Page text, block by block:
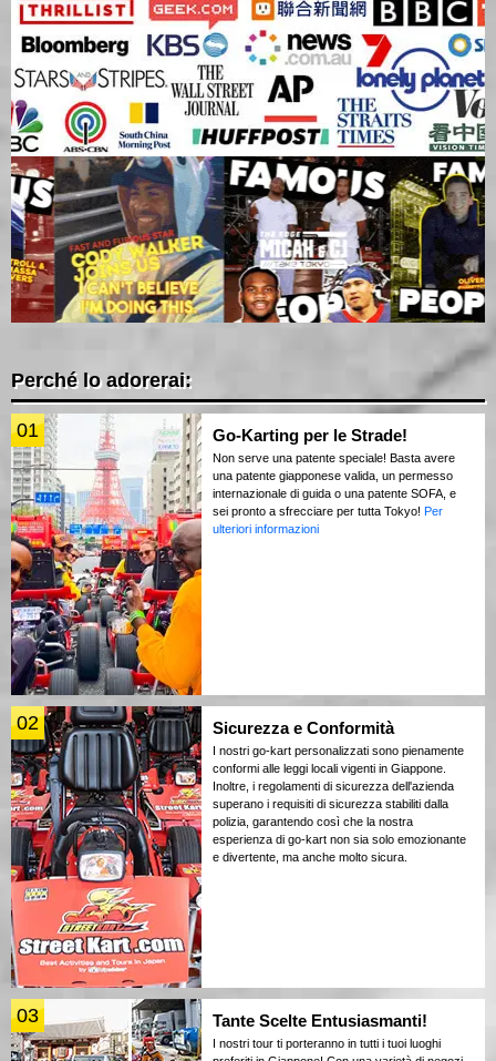
Perché lo adorerai:
01 Go-Karting per le Strade!
Non serve una patente speciale! Basta avere
una patente giapponese valida, un permesso
internazionale di guida o una patente SOFA, e
sei pronto a sfrecciare per tutta Tokyo! Per
ulteriori informazioni
02 Sicurezza e Conformità
I nostri go-kart personalizzati sono pienamente
conformi alle leggi locali vigenti in Giappone.
Inoltre, i regolamenti di sicurezza dell'azienda
superano i requisiti di sicurezza stabiliti dalla
polizia, garantendo così che la nostra
esperienza di go-kart non sia solo emozionante
e divertente, ma anche molto sicura.
03 Tante Scelte Entusiasmanti!
I nostri tour ti porteranno in tutti i tuoi luoghi